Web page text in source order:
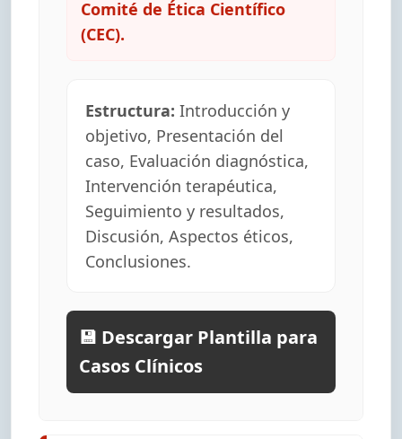
Comité de Ética Científico
(CEC).
Estructura: Introducción y
objetivo, Presentación del
caso, Evaluación diagnóstica,
Intervención terapéutica,
Seguimiento y resultados,
Discusión, Aspectos éticos,
Conclusiones.
💾 Descargar Plantilla para
Casos Clínicos